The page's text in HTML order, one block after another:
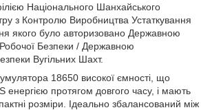
Національного Шанхайського
з Контролю Виробництва Устаткування
якого було авторизовано Державною
Робочої Безпеки / Державною
Вугільних Шахт.
18650 високої ємності, що
енергією протягом довгого часу, і мають
розміри. Ідеально збалансований між